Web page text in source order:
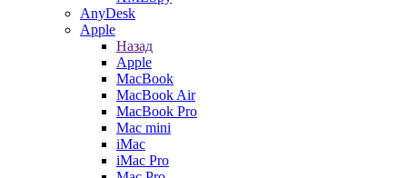
AnyDesk
Apple
Назад
Apple
MacBook
MacBook Air
MacBook Pro
Mac mini
iMac
iMac Pro